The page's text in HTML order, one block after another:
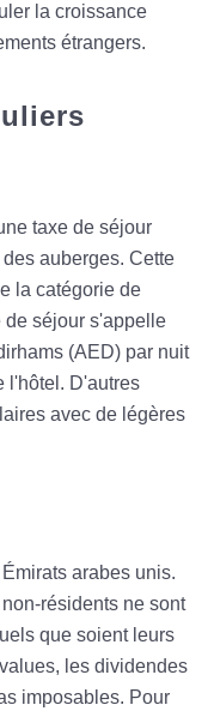
la croissance
étrangers.
taxe de séjour
auberges. Cette
la catégorie de
de séjour s'appelle
(AED) par nuit
l'hôtel. D'autres
avec de légères
arabes unis.
résidents ne sont
que soient leurs
les dividendes
imposables. Pour